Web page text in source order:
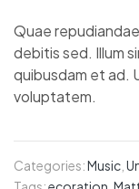
Quae
debitis sed. Illum
quibusdam et ad.
voluptatem.
Categories:Music